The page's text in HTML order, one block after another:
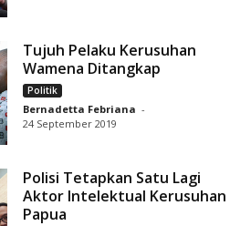
Tujuh Pelaku Kerusuhan
Wamena Ditangkap
Politik
Bernadetta Febriana -
24 September 2019
Polisi Tetapkan Satu Lagi
Aktor Intelektual Kerusuhan
Papua